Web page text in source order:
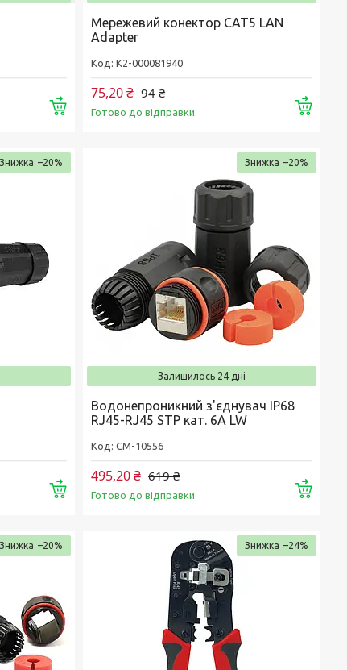
Купити
Мережевий конектор CAT5 LAN
Adapter
К2-000081940
94 ₴
75,20 ₴
Готово до відправки
–20%
Купити
–20%
Залишилось 24 дні
Водонепроникний з'єднувач IP68
RJ45-RJ45 STP кат. 6A LW
CM-10556
619 ₴
495,20 ₴
Готово до відправки
–20% –24%